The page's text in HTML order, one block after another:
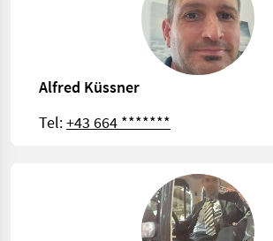
Alfred Küssner
Tel:+43 664 *******